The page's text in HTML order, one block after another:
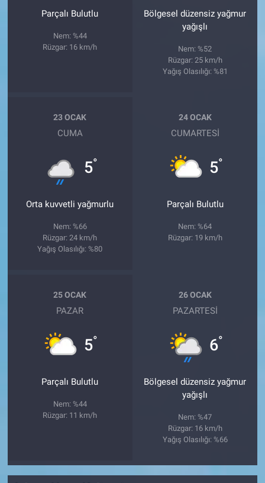
Parçalı Bulutlu
Nem: %44
Rüzgar: 16 km/h
Bölgesel düzensiz yağmur
yağışlı
Nem: %52
Rüzgar: 25 km/h
Yağış Olasılığı: %81
23 OCAK
CUMA
5°
Orta kuvvetli yağmurlu
Nem: %66
Rüzgar: 24 km/h
Yağış Olasılığı: %80
24 OCAK
CUMARTESI
5°
Parçalı Bulutlu
Nem: %64
Rüzgar: 19 km/h
25 OCAK
PAZAR
5°
Parçalı Bulutlu
Nem: %44
Rüzgar: 11 km/h
26 OCAK
PAZARTESI
6°
Bölgesel düzensiz yağmur
yağışlı
Nem: %47
Rüzgar: 16 km/h
Yağış Olasılığı: %66